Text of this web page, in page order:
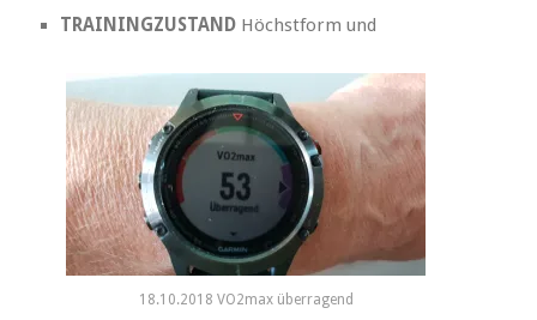
TRAININGZUSTAND Höchstform und
18.10.2018 VO2max überragend